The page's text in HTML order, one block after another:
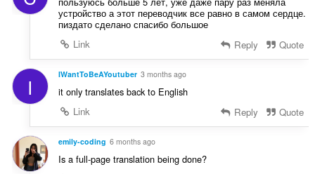
устройство а этот переводчик все равно в самом сердце.
пиздато сделано спасибо большое
Link
Reply Quote
I IWantToBeAYoutuber 3 months ago
it only translates back to English
Link
Reply Quote
emily-coding 6 months ago
Is a full-page translation being done?